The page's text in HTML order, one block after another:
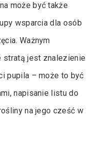
może być także
wsparcia dla osób
Ważnym
stratą jest znalezienie
pupila – może to być
napisanie listu do
na jego cześć w